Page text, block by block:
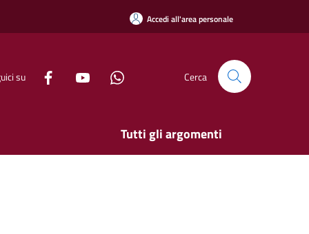
Accedi all'area personale
su Cerca
Tutti gli argomenti